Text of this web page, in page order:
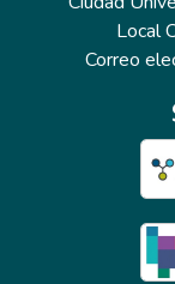
Local
Correo